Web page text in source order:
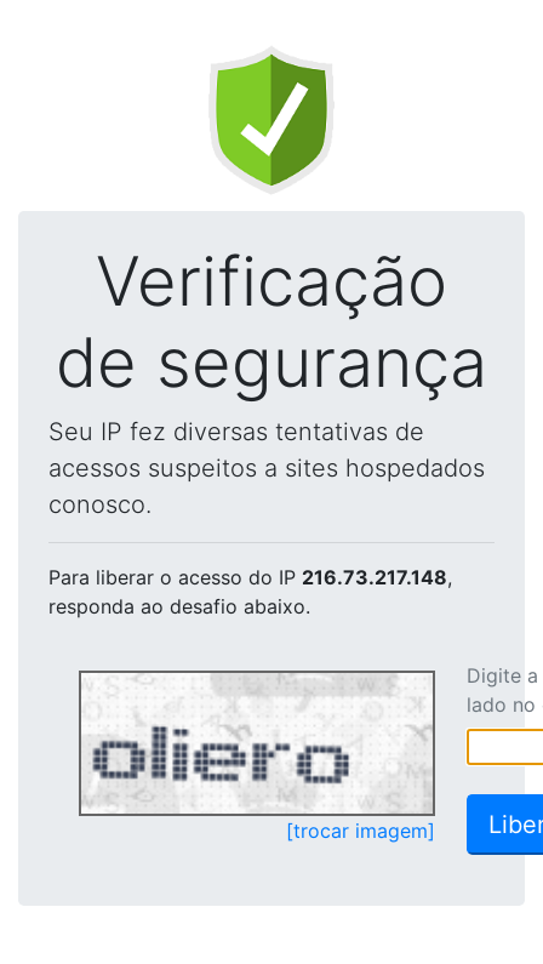
Verificação
de segurança
Seu IP fez diversas tentativas de
acessos suspeitos a sites hospedados
conosco.
Para liberar o acesso do IP 216.73.217.148,
responda ao desafio abaixo.
[trocar imagem]
Digite
lado no